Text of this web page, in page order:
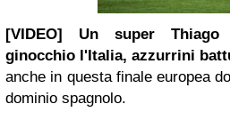
[VIDEO] Un super
ginocchio l'Italia, azzurrini
anche in questa finale europea
dominio spagnolo.